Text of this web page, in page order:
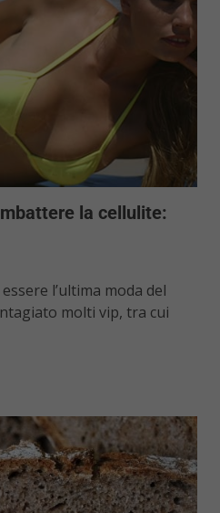
la cellulite:
l’ultima moda del
molti vip, tra cui